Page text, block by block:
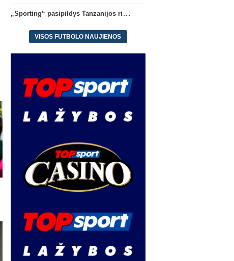
„Sporting“ pasipildys Tanzanijos rinktinės krašto saugu
VISOS FUTBOLO NAUJIENOS